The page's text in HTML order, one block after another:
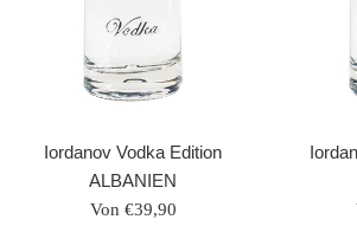
Iordanov Vodka Edition
ALBANIEN
Von €39,90